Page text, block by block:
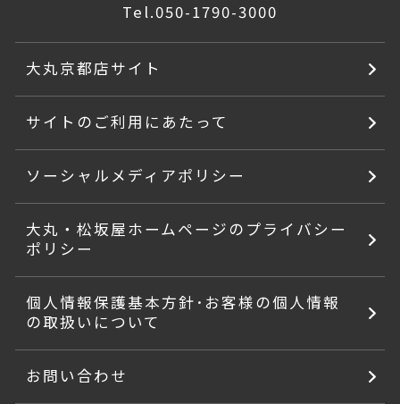
Tel.050-1790-3000
大丸京都店サイト
サイトのご利用にあたって
ソーシャルメディアポリシー
大丸・松坂屋ホームページのプライバシー
ポリシー
個人情報保護基本方針･お客様の個人情報
の取扱いについて
お問い合わせ